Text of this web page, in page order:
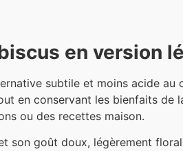
en version
subtile et moins acide au
en conservant les bienfaits
ou des recettes maison.
son goût doux, légèrement